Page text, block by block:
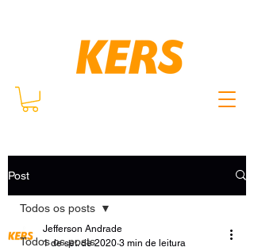
Post
Todos os posts
Todos os posts
Jefferson Andrade
1 de set. de 2020 3 min de leitura